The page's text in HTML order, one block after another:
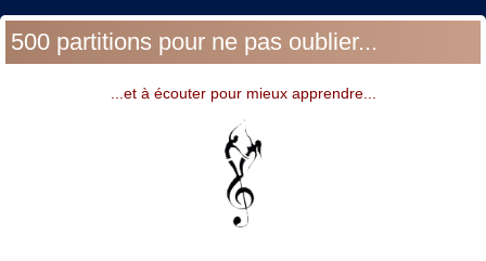
500 partitions pour ne pas oublier...
...et à écouter pour mieux apprendre...